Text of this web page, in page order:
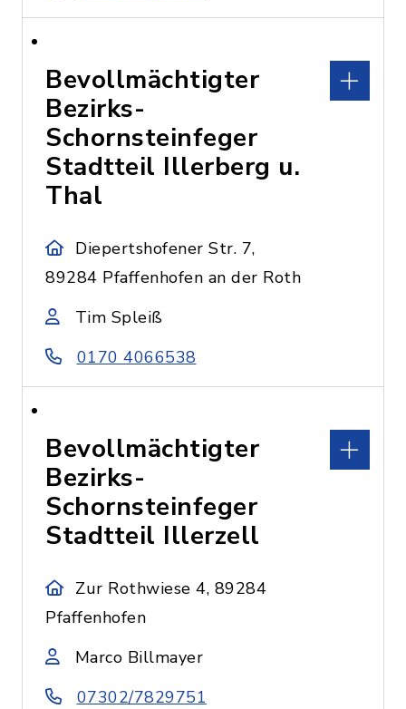
Bevollmächtigter
Bezirks-
Schornsteinfeger
Stadtteil Illerberg u.
Thal
Diepertshofener Str. 7,
89284 Pfaffenhofen an der Roth
Tim Spleiß
0170 4066538
Bevollmächtigter
Bezirks-
Schornsteinfeger
Stadtteil Illerzell
Zur Rothwiese 4, 89284
Pfaffenhofen
Marco Billmayer
07302/7829751